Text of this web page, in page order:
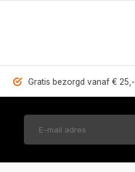
Gratis bezorgd vanaf € 25,-